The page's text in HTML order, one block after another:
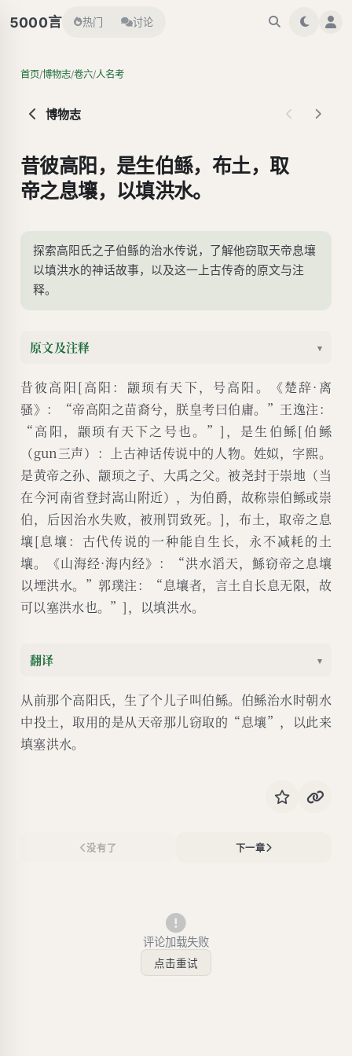
5000言 热门 讨论
首页/博物志/卷六/人名考
博物志
昔彼高阳，是生伯鲧，布土，取
帝之息壤，以填洪水。
探索高阳氏之子伯鲧的治水传说，了解他窃取天帝息壤
以填洪水的神话故事，以及这一上古传奇的原文与注
释。
原文及注释 ▾
昔彼高阳[高阳：颛顼有天下，号高阳。《楚辞·离
骚》：“帝高阳之苗裔兮，朕皇考曰伯庸。”王逸注：
“高阳，颛顼有天下之号也。”]，是生伯鲧[伯鲧
（gun三声）：上古神话传说中的人物。姓姒，字熙。
是黄帝之孙、颛顼之子、大禹之父。被尧封于崇地（当
在今河南省登封嵩山附近），为伯爵，故称崇伯鲧或崇
伯，后因治水失败，被刑罚致死。]，布土，取帝之息
壤[息壤：古代传说的一种能自生长，永不减耗的土
壤。《山海经·海内经》：“洪水滔天，鯀窃帝之息壤
以堙洪水。”郭璞注：“息壤者，言土自长息无限，故
可以塞洪水也。”]，以填洪水。
翻译 ▾
从前那个高阳氏，生了个儿子叫伯鲧。伯鲧治水时朝水
中投土，取用的是从天帝那儿窃取的“息壤”，以此来
填塞洪水。
没有了 下一章
评论加载失败
点击重试